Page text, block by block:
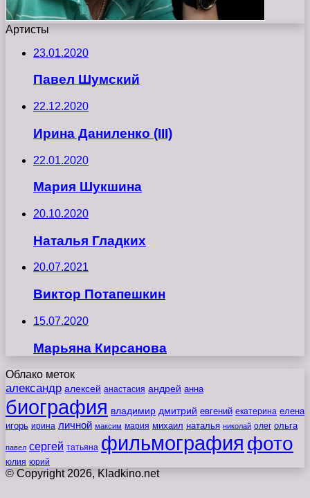
Артисты
23.01.2020
Павел Шумский
22.12.2020
Ирина Даниленко (III)
22.01.2020
Мария Шукшина
20.10.2020
Наталья Гладких
20.07.2021
Виктор Потапешкин
15.07.2020
Марьяна Кирсанова
Облако меток
александр алексей анастасия андрей анна
биография владимир дмитрий евгений екатерина елена
игорь ирина личной максим мария михаил наталья николай олег ольга
павел сергей татьяна фильмография фото
юлия юрий
© Copyright 2026, Kladkino.net